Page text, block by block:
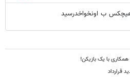
ب اونخواخدرسید
با یک بازیکن!
قرارداد